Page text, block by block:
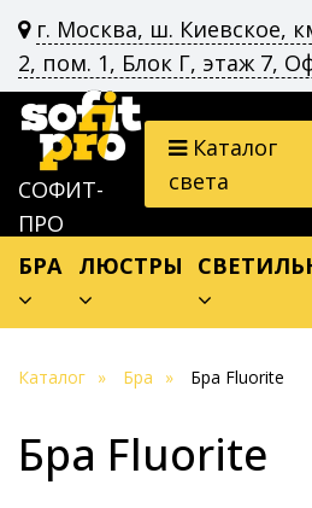
г. Москва, ш. Киевское,
2, пом. 1, Блок Г, этаж 7,
СОФИТ-
ПРО
Каталог
света
БРА ЛЮСТРЫ
Каталог Бра Бра Fluorite
Бра Fluorite